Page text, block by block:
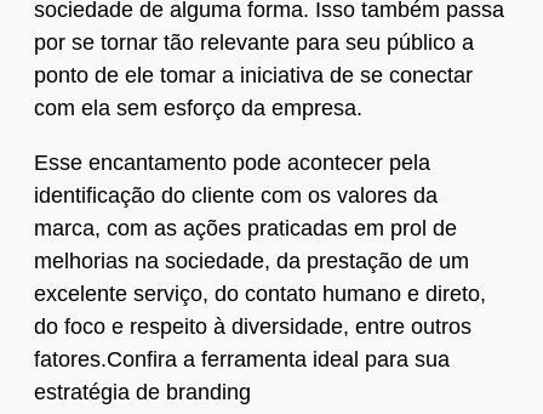
sociedade de alguma forma. Isso também passa
por se tornar tão relevante para seu público a
ponto de ele tomar a iniciativa de se conectar
com ela sem esforço da empresa.
Esse encantamento pode acontecer pela
identificação do cliente com os valores da
marca, com as ações praticadas em prol de
melhorias na sociedade, da prestação de um
excelente serviço, do contato humano e direto,
do foco e respeito à diversidade, entre outros
fatores.Confira a ferramenta ideal para sua
estratégia de branding